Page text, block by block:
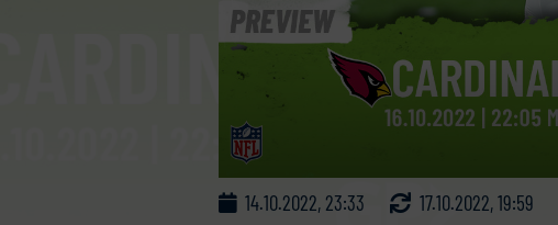
14.10.2022, 23:33 17.10.2022, 19:59